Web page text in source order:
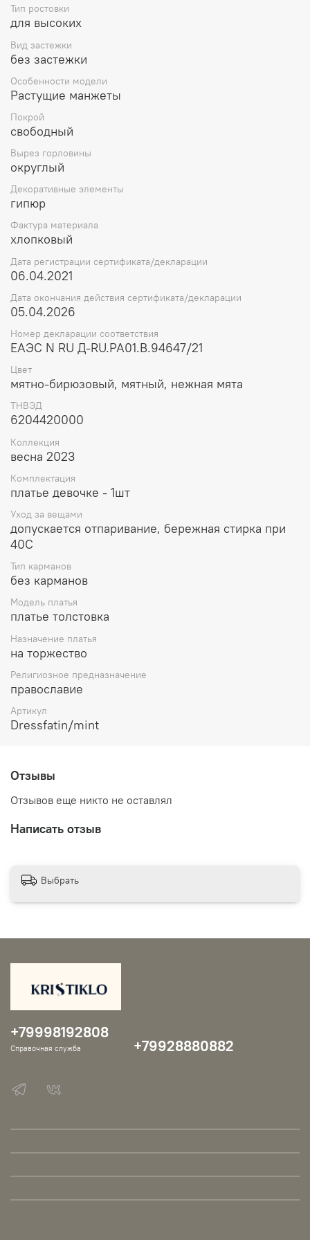
Тип ростовки
для высоких
Вид застежки
без застежки
Особенности модели
Растущие манжеты
Покрой
свободный
Вырез горловины
округлый
Декоративные элементы
гипюр
Фактура материала
хлопковый
Дата регистрации сертификата/декларации
06.04.2021
Дата окончания действия сертификата/декларации
05.04.2026
Номер декларации соответствия
ЕАЭС N RU Д-RU.РА01.В.94647/21
Цвет
мятно-бирюзовый, мятный, нежная мята
ТНВЭД
6204420000
Коллекция
весна 2023
Комплектация
платье девочке - 1шт
Уход за вещами
допускается отпаривание, бережная стирка при
40С
Тип карманов
без карманов
Модель платья
платье толстовка
Назначение платья
на торжество
Религиозное предназначение
православие
Артикул
Dressfatin/mint
Отзывы
Отзывов еще никто не оставлял
Написать отзыв
Выбрать
+79998192808
Справочная служба +79928880882